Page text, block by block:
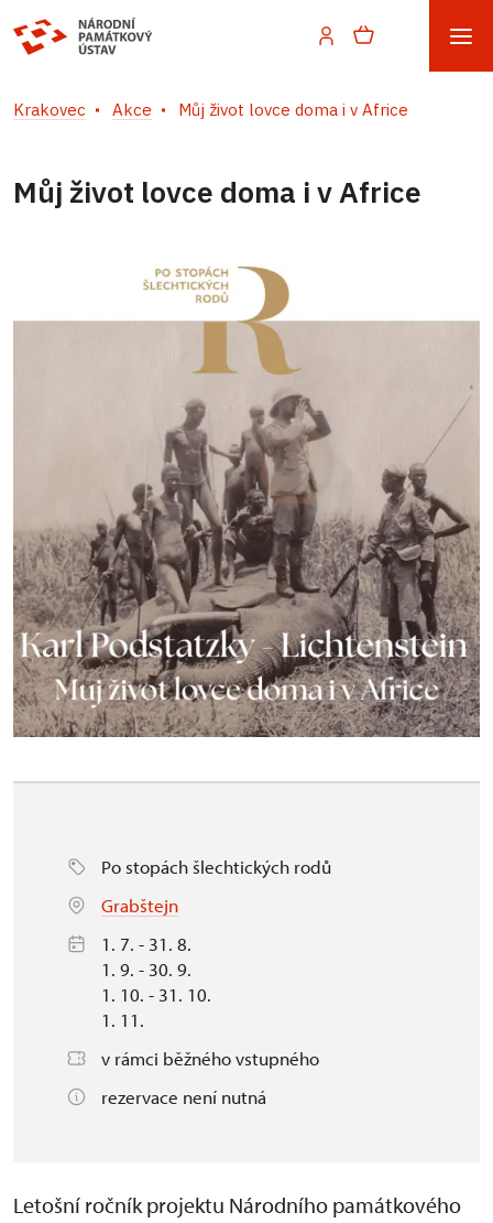
Krakovec Akce Můj život lovce doma i v Africe
Můj život lovce doma i v Africe
Po stopách šlechtických rodů
Grabštejn
1. 7. - 31. 8.
1. 9. - 30. 9.
1. 10. - 31. 10.
1. 11.
v rámci běžného vstupného
rezervace není nutná
Letošní ročník projektu Národního památkového